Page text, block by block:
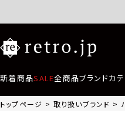
新着商品SALE全商品ブランドカ
トップページ 取り扱いブランド